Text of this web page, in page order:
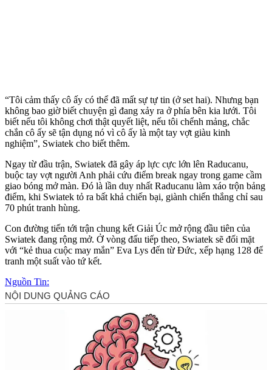
“Tôi cảm thấy cô ấy có thể đã mất sự tự tin (ở set hai). Nhưng bạn
không bao giờ biết chuyện gì đang xảy ra ở phía bên kia lưới. Tôi
biết nếu tôi không chơi thật quyết liệt, nếu tôi chểnh mảng, chắc
chắn cô ấy sẽ tận dụng nó vì cô ấy là một tay vợt giàu kinh
nghiệm”, Swiatek cho biết thêm.
Ngay từ đầu trận, Swiatek đã gây áp lực cực lớn lên Raducanu,
buộc tay vợt người Anh phải cứu điểm break ngay trong game cầm
giao bóng mở màn. Đó là lần duy nhất Raducanu làm xáo trộn bảng
điểm, khi Swiatek tỏ ra bất khả chiến bại, giành chiến thắng chỉ sau
70 phút tranh hùng.
Con đường tiến tới trận chung kết Giải Úc mở rộng đầu tiên của
Swiatek đang rộng mở. Ở vòng đấu tiếp theo, Swiatek sẽ đối mặt
với “kẻ thua cuộc may mắn” Eva Lys đến từ Đức, xếp hạng 128 để
tranh một suất vào tứ kết.
Nguồn Tin: